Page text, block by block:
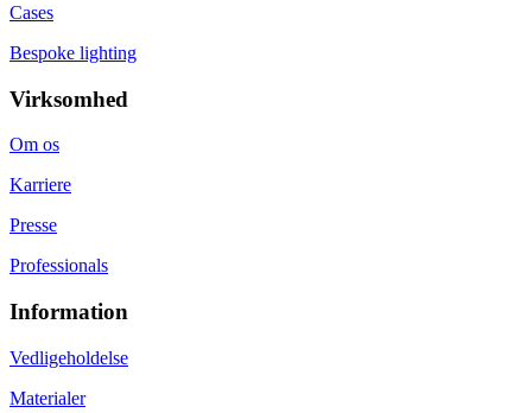
Cases
Bespoke lighting
Virksomhed
Om os
Karriere
Presse
Professionals
Information
Vedligeholdelse
Materialer